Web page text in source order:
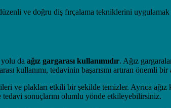
ve doğru diş fırçalama tekniklerini
da ağız gargarası kullanımıdır. Ağız
kullanımı, tedavinin başarısını artıran önemli bir
ve plakları etkili bir şekilde temizler. Ayrıca
tedavi sonuçlarını olumlu yönde etkileyebilirsiniz.